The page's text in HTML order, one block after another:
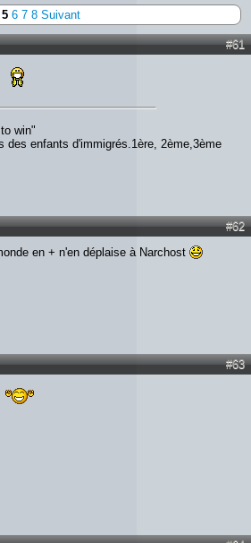
5 6 7 8 Suivant
#61
win"
des enfants d'immigrés.1ère, 2ème,3ème
#62
en + n'en déplaise à Narchost
#63